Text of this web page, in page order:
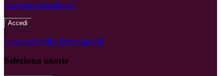
Password dimenticata?
-
Entra con SPID Entra con CIE
Seleziona utente